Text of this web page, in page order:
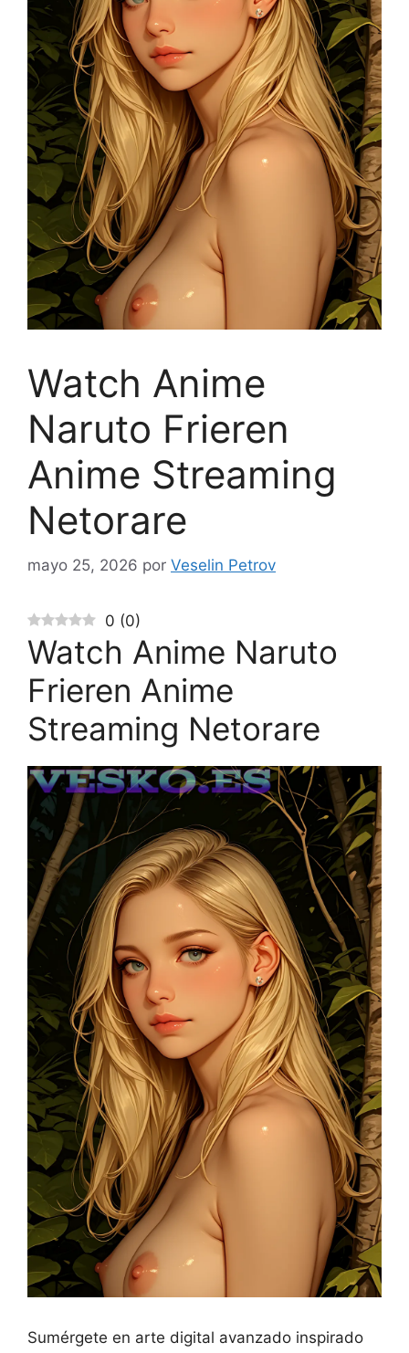
Watch Anime
Naruto Frieren
Anime Streaming
Netorare
mayo 25, 2026 por Veselin Petrov
0 (0)
Watch Anime Naruto
Frieren Anime
Streaming Netorare
Sumérgete en arte digital avanzado inspirado